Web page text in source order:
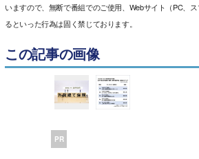
いますので、無断で番組でのご使用、Webサイト（PC、
るといった行為は固く禁じております。
この記事の画像
PR